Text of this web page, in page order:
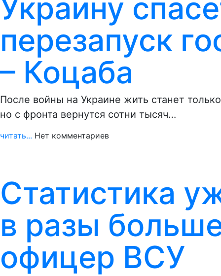
Украину
перезапуск
– Коцаба
После войны на Украине жить станет
но с фронта вернутся сотни тысяч…
читать... Нет комментариев
Статистика
в разы
офицер ВСУ